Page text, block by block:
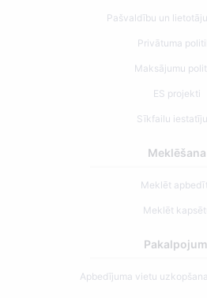
Pašvaldību un
Privātuma
Maksājumu
ES projekti
Sīkfailu
Meklēšana
Meklēt
Meklēt
Apbedījuma vietu